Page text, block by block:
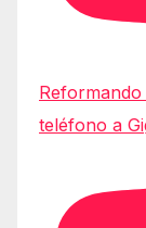
teléfono a